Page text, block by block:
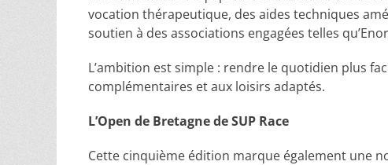
vocation thérapeutique, des aides techniques
soutien à des associations engagées telles
L’ambition est simple : rendre le quotidien plus
complémentaires et aux loisirs adaptés.
L’Open de Bretagne de SUP Race
Cette cinquième édition marque également une